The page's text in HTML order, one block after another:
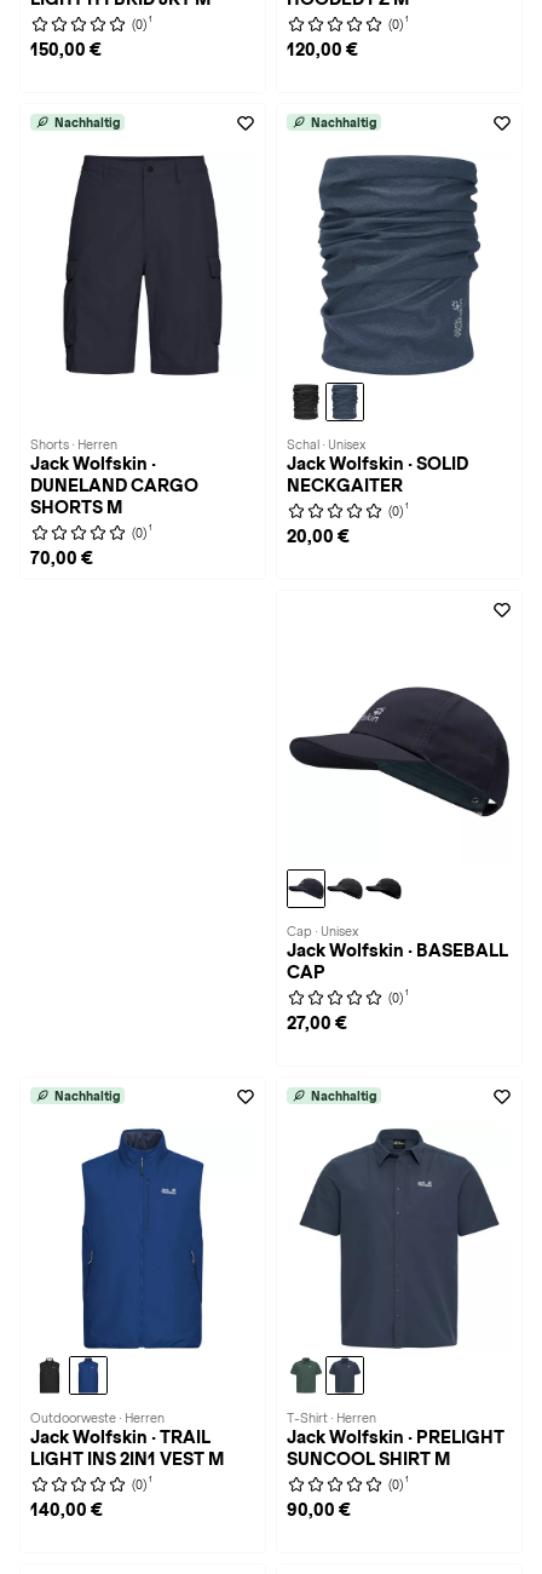
(0) 1
150,00 €
(0) 1
120,00 €
Nachhaltig
Shorts · Herren
Jack Wolfskin ·
DUNELAND CARGO
SHORTS M
(0) 1
70,00 €
Nachhaltig
Schal · Unisex
Jack Wolfskin · SOLID
NECKGAITER
(0) 1
20,00 €
Cap · Unisex
Jack Wolfskin · BASEBALL
CAP
(0) 1
27,00 €
Nachhaltig
Outdoorweste · Herren
Jack Wolfskin · TRAIL
LIGHT INS 2IN1 VEST M
(0) 1
140,00 €
Nachhaltig
T-Shirt · Herren
Jack Wolfskin · PRELIGHT
SUNCOOL SHIRT M
(0) 1
90,00 €